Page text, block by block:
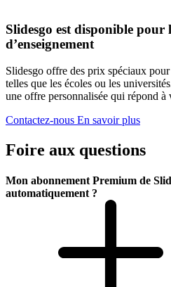
Slidesgo est disponible pour
d’enseignement
Slidesgo offre des prix spéciaux
telles que les écoles ou les
une offre personnalisée qui répond à
Contactez-nous En savoir plus
Foire aux questions
Mon abonnement Premium de
automatiquement ?